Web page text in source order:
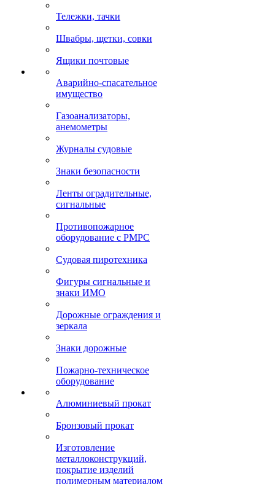
Тележки, тачки
Швабры, щетки, совки
Ящики почтовые
Аварийно-спасательное
имущество
Газоанализаторы,
анемометры
Журналы судовые
Знаки безопасности
Ленты оградительные,
сигнальные
Противопожарное
оборудование с РМРС
Судовая пиротехника
Фигуры сигнальные и
знаки ИМО
Дорожные ограждения и
зеркала
Знаки дорожные
Пожарно-техническое
оборудование
Алюминиевый прокат
Бронзовый прокат
Изготовление
металлоконструкций,
покрытие изделий
полимерным материалом